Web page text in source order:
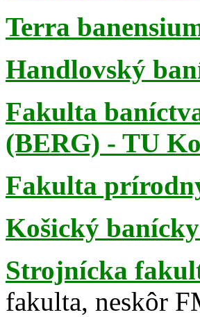
Terra
Handlovský
Fakulta
(BERG) - TU
Fakulta
Košický
Strojnícka
fakulta, neskôr